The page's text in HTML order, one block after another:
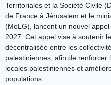
Territoriales et la Société Civile
de France à Jérusalem et le
(MoLG), lancent un nouvel
2027. Cet appel vise à soutenir
décentralisée entre les
palestiniennes, afin de renforcer
locales palestiniennes et
populations.